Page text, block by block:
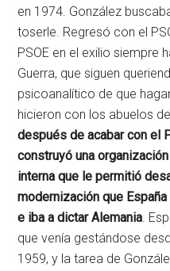
en 1974. González
toserle. Regresó con el
PSOE en el exilio siempre
Guerra, que siguen
psicoanalítico de que
hicieron con los abuelos
después de acabar con el
construyó una
interna que le permitió
modernización que
e iba a dictar Alemania.
que venía gestándose
1959, y la tarea de